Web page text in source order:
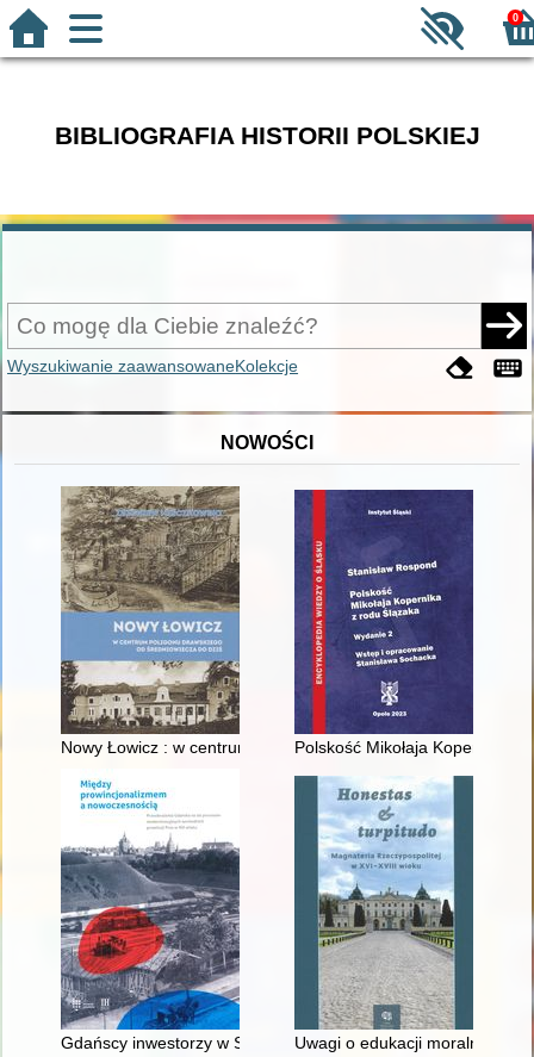
0
BIBLIOGRAFIA HISTORII POLSKIEJ
Wyszukiwanie zaawansowaneKolekcje
NOWOŚCI
Nowy Łowicz : w centrum poligonu drawskiego od
Polskość Mikołaja Kopernika z
Gdańscy inwestorzy w Sopocie : prestiż finansowy i
Uwagi o edukacji moralnej